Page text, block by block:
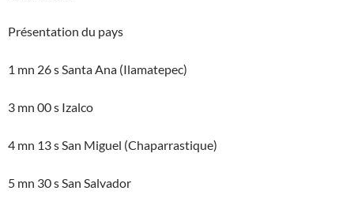
Présentation du pays
1 mn 26 s Santa Ana (Ilamatepec)
3 mn 00 s Izalco
4 mn 13 s San Miguel (Chaparrastique)
5 mn 30 s San Salvador